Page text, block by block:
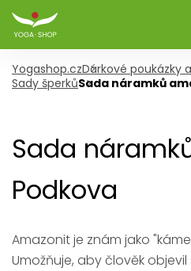
Yogashop.czDárkové poukázky
Sady šperkůSada náramků
Sada
Podkova
Amazonit je znám jako
Umožňuje, aby člověk